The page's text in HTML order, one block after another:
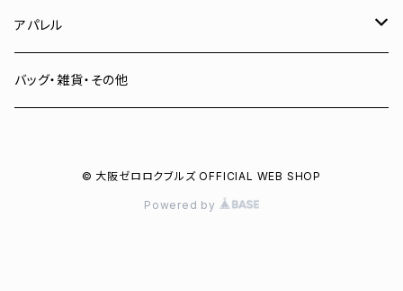
Tシャツ
スウェット
# 00 蓮
# 0 岡田竜汰
アパレル
スウェット・パーカー
バッグ・雑貨・その他
© 大阪ゼロロクブルズ OFFICIAL WEB SHOP
Powered by